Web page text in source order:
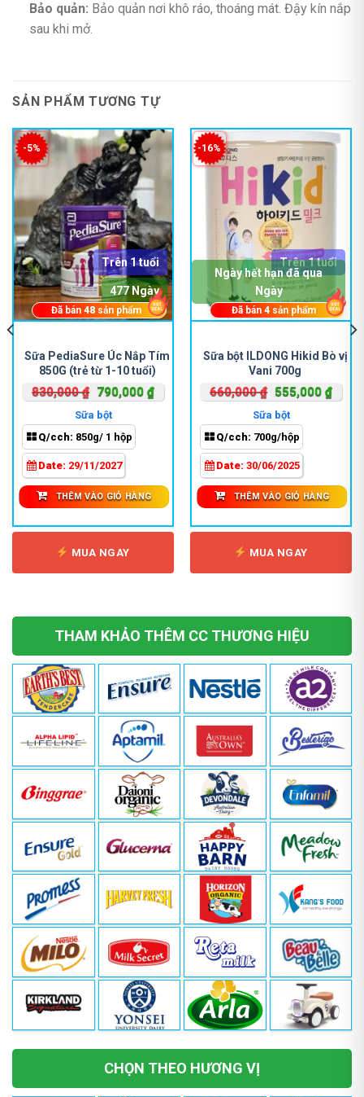
Bảo quản: Bảo quản nơi khô ráo, thoáng mát. Đậy kín nắp
sau khi mở.
SẢN PHẨM TƯƠNG TỰ
-5%
Sữa PediaSure Úc Nắp Tím
850G (trẻ từ 1-10 tuổi)
830,000₫ Giá
gốc
là:
830,000 ₫.
790,000 ₫Giá
790,000 ₫.
Sữa bột
Q/cch: 850g/ 1 hộp
Date: 29/11/2027
Trên 1 tuổi
477 Ngày
Đã bán 48sản phẩm
THÊM VÀO GIỎ HÀNG
MUA NGAY
-16%
Sữa bột ILDONG Hikid Bò vị
Vani 700g
660,000₫ Giá
gốc
là:
660,000 ₫.
555,000 ₫Giá
Sữa bột
Q/cch: 700g/hộp
Date: 30/06/2025
Trên 1 tuổi
Ngày hết hạn đã qua
Ngày
Đã bán4 sản phẩm
THÊM VÀO GIỎ HÀNG
MUA NGAY
₫.
THAM KHẢO THÊM CC THƯƠNG HIỆU
CHỌN THEO HƯƠNG VỊ